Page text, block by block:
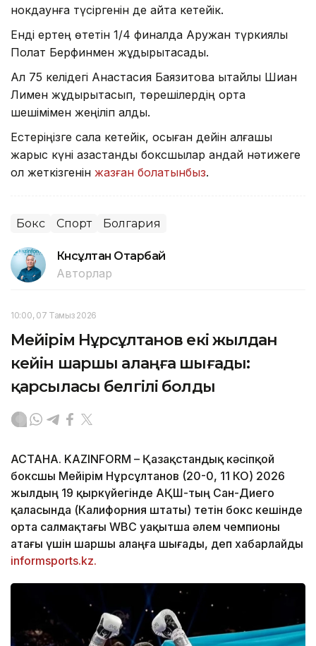
нокдаунға түсіргенін де айта кетейік.
Енді ертең өтетін 1/4 финалда Аружан түркиялық
Полат Берфинмен жұдырықтасады.
Ал 75 келідегі Анастасия Баязитова қытайлық Шиан
Лимен жұдырықтасып, төрешілердің ортақ
шешімімен жеңіліп қалды.
Естеріңізге сала кетейік, осыған дейін алғашқы
жарыс күні қазақстандық боксшылар қандай нәтижеге
қол жеткізгенін жазған болатынбыз.
Бокс Спорт Болгария
Күнсұлтан Отарбай
Авторлар
10:00, 07 Тамыз 2026
Мейірім Нұрсұлтанов екі жылдан
кейін шаршы алаңға шығады:
қарсыласы белгілі болды
АСТАНА. KAZINFORM – Қазақстандық кәсіпқой
боксшы Мейірім Нұрсұлтанов (20-0, 11 КО) 2026
жылдың 19 қыркүйегінде АҚШ-тың Сан-Диего
қаласында (Калифорния штаты) өтетін бокс кешінде
орта салмақтағы WBC уақытша әлем чемпионы
атағы үшін шаршы алаңға шығады, деп хабарлайды
informsports.kz.